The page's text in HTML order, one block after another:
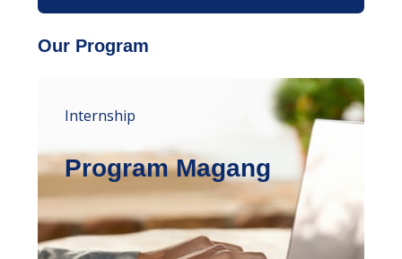
Our Program
Internship
Program Magang